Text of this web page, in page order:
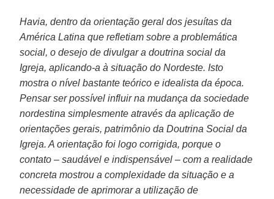
Havia, dentro da orientação geral dos jesuítas da
América Latina que refletiam sobre a problemática
social, o desejo de divulgar a doutrina social da
Igreja, aplicando-a à situação do Nordeste. Isto
mostra o nível bastante teórico e idealista da época.
Pensar ser possível influir na mudança da sociedade
nordestina simplesmente através da aplicação de
orientações gerais, patrimônio da Doutrina Social da
Igreja. A orientação foi logo corrigida, porque o
contato – saudável e indispensável – com a realidade
concreta mostrou a complexidade da situação e a
necessidade de aprimorar a utilização de